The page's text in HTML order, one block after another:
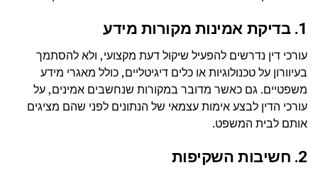
1. בדיקת אמינות מקורות מידע
עורכי דין נדרשים להפעיל שיקול דעת מקצועי, ולא להסתמך
בעיוורון על טכנולוגיות או כלים דיגיטליים, כולל מאגרי מידע
משפטיים. גם כאשר מדובר במקורות שנחשבים אמינים, על
עורכי הדין לבצע אימות עצמאי של הנתונים לפני שהם מציגים
אותם לבית המשפט.
2. חשיבות השקיפות